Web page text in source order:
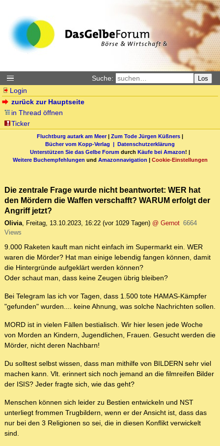
Suche: Los
Login
zurück zur Hauptseite
in Thread öffnen
Ticker
Fluchtburg autark am Meer| Zum Tode Jürgen Küßners |
Bücher vom Kopp-Verlag | Datenschutzerklärung
Unterstützen Sie das Gelbe Forum durch Käufe bei Amazon! |
Weitere Buchempfehlungen und Amazonnavigation | Cookie-Einstellungen
Die zentrale Frage wurde nicht beantwortet: WER hat
den Mördern die Waffen verschafft? WARUM erfolgt der
Angriff jetzt?
Olivia, Freitag, 13.10.2023, 16:22 (vor 1029 Tagen) @ Gernot 6664
Views
9.000 Raketen kauft man nicht einfach im Supermarkt ein. WER
waren die Mörder? Hat man einige lebendig fangen können, damit
die Hintergründe aufgeklärt werden können?
Oder schaut man, dass keine Zeugen übrig bleiben?
Bei Telegram las ich vor Tagen, dass 1.500 tote HAMAS-Kämpfer
"gefunden" wurden.... keine Ahnung, was solche Nachrichten sollen.
MORD ist in vielen Fällen bestialisch. Wir hier lesen jede Woche
von Morden an Kindern, Jugendlichen, Frauen. Gesucht werden die
Mörder, nicht deren Nachbarn!
Du solltest selbst wissen, dass man mithilfe von BILDERN sehr viel
machen kann. Vlt. erinnert sich noch jemand an die filmreifen Bilder
der ISIS? Jeder fragte sich, wie das geht?
Menschen können sich leider zu Bestien entwickeln und NST
unterliegt frommen Trugbildern, wenn er der Ansicht ist, dass das
nur bei den 3 Religionen so sei, die in diesen Konflikt verwickelt
sind.